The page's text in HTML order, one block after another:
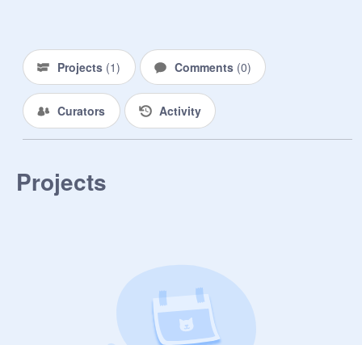
Projects (1) Comments (0)
Curators Activity
Projects